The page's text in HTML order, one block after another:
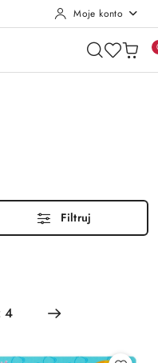
Moje konto
Filtruj